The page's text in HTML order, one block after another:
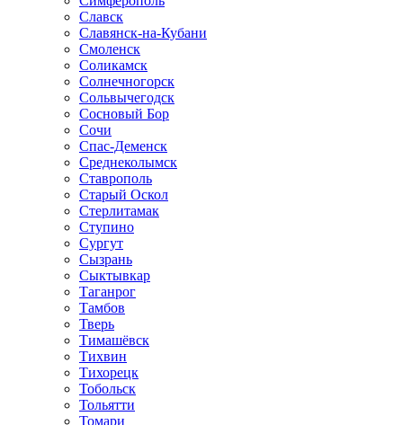
Славск
Славянск-на-Кубани
Смоленск
Соликамск
Солнечногорск
Сольвычегодск
Сосновый Бор
Сочи
Спас-Деменск
Среднеколымск
Ставрополь
Старый Оскол
Стерлитамак
Ступино
Сургут
Сызрань
Сыктывкар
Таганрог
Тамбов
Тверь
Тимашёвск
Тихвин
Тихорецк
Тобольск
Тольятти
Томари